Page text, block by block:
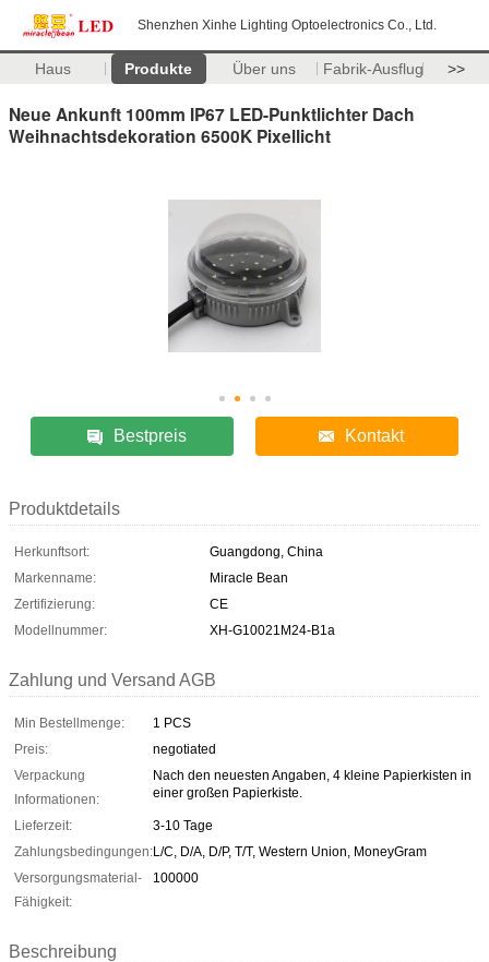
Shenzhen Xinhe Lighting Optoelectronics Co., Ltd.
Haus Produkte Über uns Fabrik-Ausflug >>
Neue Ankunft 100mm IP67 LED-Punktlichter Dach
Weihnachtsdekoration 6500K Pixellicht
Bestpreis Kontakt
Produktdetails
Herkunftsort:
Guangdong, China
Markenname:
Miracle Bean
Zertifizierung:
CE
Modellnummer:
XH-G10021M24-B1a
Zahlung und Versand AGB
Min Bestellmenge:
1 PCS
Preis:
negotiated
Verpackung
Informationen:
Nach den neuesten Angaben, 4 kleine Papierkisten in
einer großen Papierkiste.
Lieferzeit:
3-10 Tage
Zahlungsbedingungen:L/C, D/A, D/P, T/T, Western Union, MoneyGram
Versorgungsmaterial-
Fähigkeit:
100000
Beschreibung